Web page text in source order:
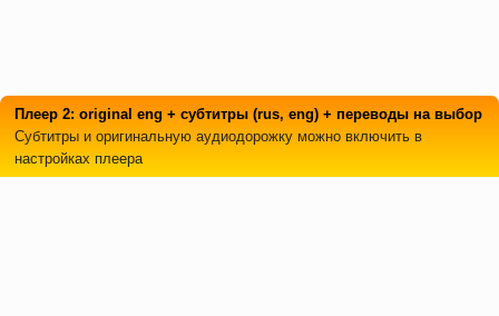
Плеер 2: original eng + субтитры (rus, eng) + переводы на выбор
Субтитры и оригинальную аудиодорожку можно включить в
настройках плеера